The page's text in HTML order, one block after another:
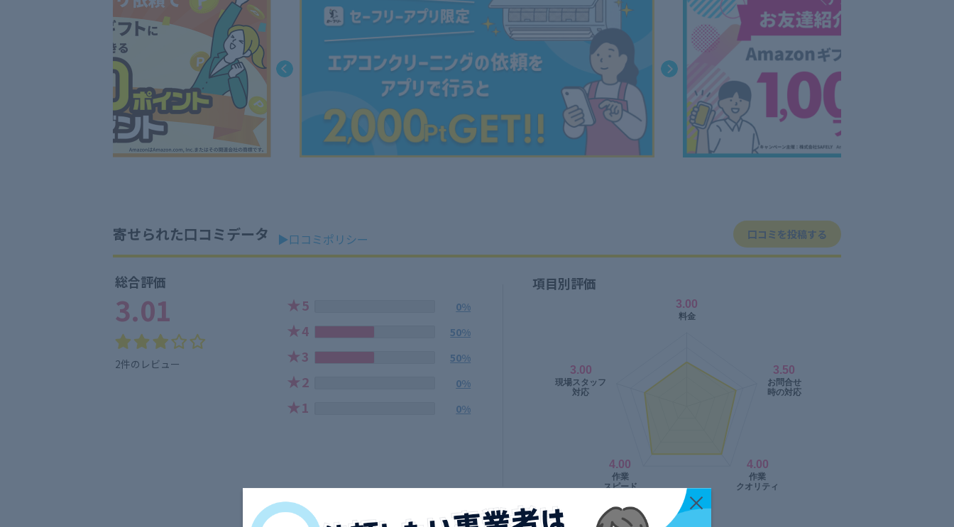
寄せられた口コミデータ ▶口コミポリシー 口コミを投稿する
項目別評価
総合評価
3.01
2件のレビュー
★5 0%
★4 50%
★3 50%
★2 0%
★1 0%